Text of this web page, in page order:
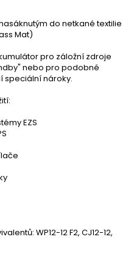
do netkané textilie
Mat)
pro záložní zdroje
nebo pro podobné
speciální nároky.
EZS
WP12-12 F2, CJ12-12,